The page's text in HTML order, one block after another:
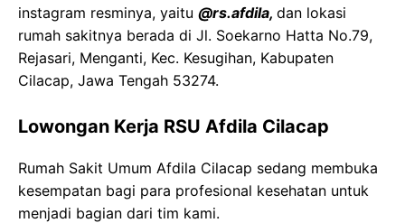
instagram resminya, yaitu @rs.afdila, dan lokasi
rumah sakitnya berada di Jl. Soekarno Hatta No.79,
Rejasari, Menganti, Kec. Kesugihan, Kabupaten
Cilacap, Jawa Tengah 53274.
Lowongan Kerja RSU Afdila Cilacap
Rumah Sakit Umum Afdila Cilacap sedang membuka
kesempatan bagi para profesional kesehatan untuk
menjadi bagian dari tim kami.